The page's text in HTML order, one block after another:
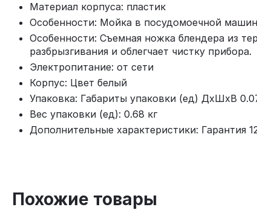
Материал корпуса: пластик
Особенности: Мойка в посудомоечной
Особенности: Съемная ножка блендера из
разбрызгивания и облегчает чистку прибора.
Электропитание: от сети
Корпус: Цвет белый
Упаковка: Габариты упаковки (ед) ДхШхВ
Вес упаковки (ед): 0.68 кг
Дополнительные характеристики: Гарантия
Похожие товары